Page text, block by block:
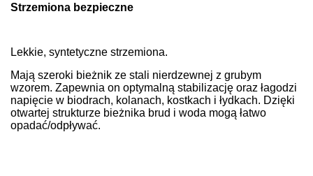
Strzemiona bezpieczne
Lekkie, syntetyczne strzemiona.
Mają szeroki bieżnik ze stali nierdzewnej z grubym
wzorem. Zapewnia on optymalną stabilizację oraz łagodzi
napięcie w biodrach, kolanach, kostkach i łydkach. Dzięki
otwartej strukturze bieżnika brud i woda mogą łatwo
opadać/odpływać.